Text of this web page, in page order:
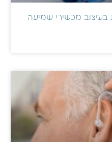
מכשירי שמיעה